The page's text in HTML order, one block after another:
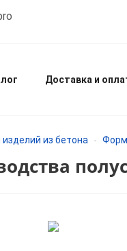
Доставка и
из бетона -